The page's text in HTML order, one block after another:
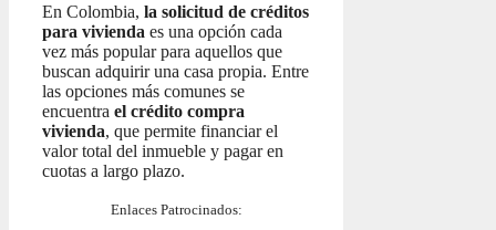
En Colombia, la solicitud de créditos
para vivienda es una opción cada
vez más popular para aquellos que
buscan adquirir una casa propia. Entre
las opciones más comunes se
encuentra el crédito compra
vivienda, que permite financiar el
valor total del inmueble y pagar en
cuotas a largo plazo.
Enlaces Patrocinados: